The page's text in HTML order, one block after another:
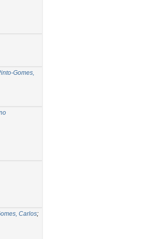
Gomes,
Carlos;